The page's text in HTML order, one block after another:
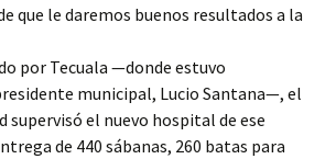
que le daremos buenos resultados a la
por Tecuala —donde estuvo
municipal, Lucio Santana—, el
supervisó el nuevo hospital de ese
de 440 sábanas, 260 batas para